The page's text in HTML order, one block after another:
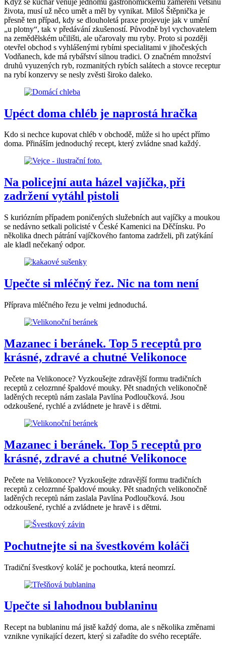
života, musí už něco umět a měl by vynikat. Miloš Štěpnička je
přesně ten případ, kdy se dlouholetá praxe projevuje jak v umění
„u plotny“, tak v předávání zkušeností. Původně byl vychovatelem
na zemědělském učilišti, ale učarovaly mu ryby. Proto si později
otevřel obchod s vyhlášenými rybími specialitami v jihočeských
Vodňanech, kde má rybářství silnou tradici. O značném množství
druhů vyuzených ryb, rozmanitých rybích salátech a stovce receptur
na rybí konzervy se nesly zvěsti široko daleko.
Upéct doma chléb je naprostá hračka
Kdo si nechce kupovat chléb v obchodě, může si ho upéct přímo
doma. Přináším jednoduchý recept, který zvládne snad každý.
Na policejní auta házel vajíčka, při
zadržení vytáhl pistoli
S kuriózním případem poničených služebních aut vajíčky a moukou
se nedávno setkali policisté v České Kamenici na Děčínsku. Po
několika dnech pátrání vajíčkového fantoma zadrželi, při zatýkání
ale kladl nečekaný odpor.
Upečte si mléčný řez. Nic na tom není
Příprava mléčného řezu je velmi jednoduchá.
Mazanec i beránek. Top 5 receptů pro
krásné, zdravé a chutné Velikonoce
Pečete na Velikonoce? Vyzkoušejte zdravější formu tradičních
receptů z celozrnné špaldové mouky. Pět snadných velikonočně
laděných receptů nám zaslala Pavlína Podloučková. Jsou
odzkoušené, rychlé a zvládnete je hravě i s dětmi.
Mazanec i beránek. Top 5 receptů pro
krásné, zdravé a chutné Velikonoce
Pečete na Velikonoce? Vyzkoušejte zdravější formu tradičních
receptů z celozrnné špaldové mouky. Pět snadných velikonočně
laděných receptů nám zaslala Pavlína Podloučková. Jsou
odzkoušené, rychlé a zvládnete je hravě i s dětmi.
Pochutnejte si na švestkovém koláči
Tradiční švestkový koláč je pochoutka, která neomrzí.
Upečte si lahodnou bublaninu
Recept na bublaninu má jistě každý doma, ale s několika změnami
vznikne vynikající dezert, který si zařadíte do svého receptáře.